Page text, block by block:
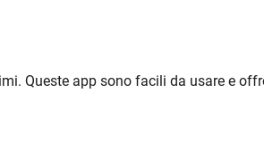
Queste app sono facili da usare e